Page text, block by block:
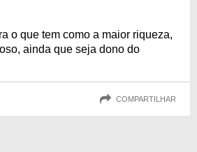
o que tem como a maior riqueza,
ainda que seja dono do
COMPARTILHAR